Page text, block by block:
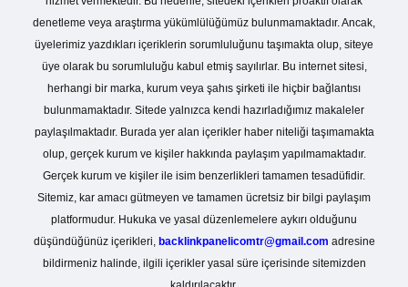
denetleme veya araştırma yükümlülüğümüz bulunmamaktadır. Ancak,
üyelerimiz yazdıkları içeriklerin sorumluluğunu taşımakta olup, siteye
üye olarak bu sorumluluğu kabul etmiş sayılırlar. Bu internet sitesi,
herhangi bir marka, kurum veya şahıs şirketi ile hiçbir bağlantısı
bulunmamaktadır. Sitede yalnızca kendi hazırladığımız makaleler
paylaşılmaktadır. Burada yer alan içerikler haber niteliği taşımamakta
olup, gerçek kurum ve kişiler hakkında paylaşım yapılmamaktadır.
Gerçek kurum ve kişiler ile isim benzerlikleri tamamen tesadüfidir.
Sitemiz, kar amacı gütmeyen ve tamamen ücretsiz bir bilgi paylaşım
platformudur. Hukuka ve yasal düzenlemelere aykırı olduğunu
düşündüğünüz içerikleri, backlinkpanelicomtr@gmail.com adresine
bildirmeniz halinde, ilgili içerikler yasal süre içerisinde sitemizden